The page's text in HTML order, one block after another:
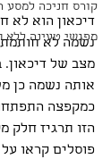
קורס חניכה למסע
מפגשי טעינה ללא
דיכאון הוא לא
נשמה לא
מצב של
אותה נשמה כן
כמקפצה
הזו תרגיז חלק
פוסלים קראו